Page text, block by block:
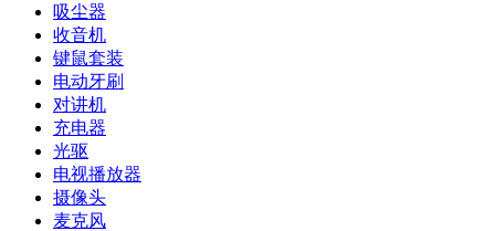
吸尘器
收音机
键鼠套装
电动牙刷
对讲机
充电器
光驱
电视播放器
摄像头
麦克风